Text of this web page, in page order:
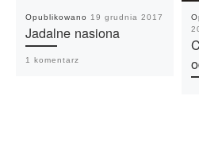
Opublikowano 19 grudnia 2017
Jadalne nasiona
1 komentarz